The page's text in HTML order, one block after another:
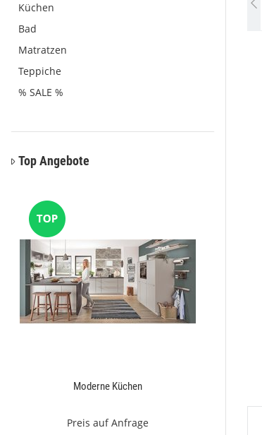
Küchen
Bad
Matratzen
Teppiche
% SALE %
Top Angebote
Moderne Küchen
Preis auf Anfrage